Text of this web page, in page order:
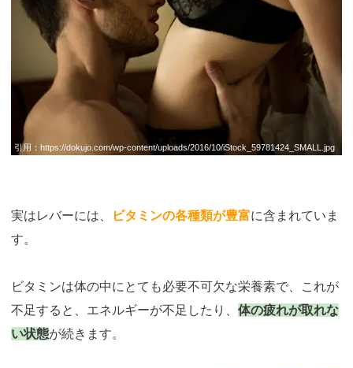
引用： https://dokujo.com/wp-content/uploads/2016/10/iStock_59781424_SMALL.jpg
実はレバーには、 ビタミンの各種類が豊富に含まれていま
す。
ビタミンは体の中にとても必要不可欠な栄養素で、これが
不足すると、エネルギーが不足したり、 体の疲れが取れな
い状態が続きます。